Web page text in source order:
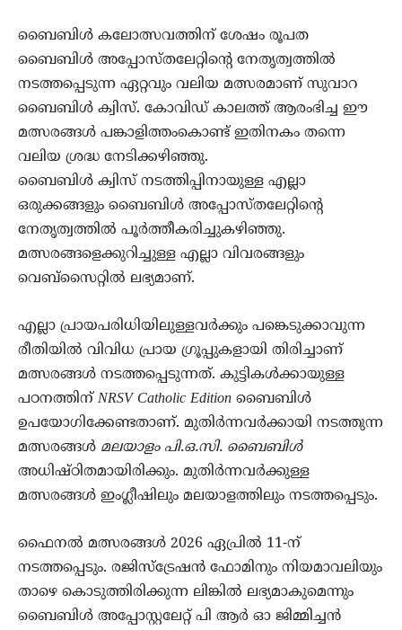
ബൈബിൾ കലോത്സവത്തിന് ശേഷം രൂപത
ബൈബിൾ അപ്പോസ്തലേറ്റിന്റെ നേതൃത്വത്തിൽ
നടത്തപ്പെടുന്ന ഏറ്റവും വലിയ മത്സരമാണ് സുവാറ
ബൈബിൾ ക്വിസ്. കോവിഡ് കാലത്ത് ആരംഭിച്ച ഈ
മത്സരങ്ങൾ പങ്കാളിത്തംകൊണ്ട് ഇതിനകം തന്നെ
വലിയ ശ്രദ്ധ നേടിക്കഴിഞ്ഞു.
ബൈബിൾ ക്വിസ് നടത്തിപ്പിനായുള്ള എല്ലാ
ഒരുക്കങ്ങളും ബൈബിൾ അപ്പോസ്തലേറ്റിന്റെ
നേതൃത്വത്തിൽ പൂർത്തീകരിച്ചുകഴിഞ്ഞു.
മത്സരങ്ങളെക്കുറിച്ചുള്ള എല്ലാ വിവരങ്ങളും
വെബ്‌സൈറ്റിൽ ലഭ്യമാണ്.
എല്ലാ പ്രായപരിധിയിലുള്ളവർക്കും പങ്കെടുക്കാവുന്ന
രീതിയിൽ വിവിധ പ്രായ ഗ്രൂപ്പുകളായി തിരിച്ചാണ്
മത്സരങ്ങൾ നടത്തപ്പെടുന്നത്. കുട്ടികൾക്കായുള്ള
പഠനത്തിന് NRSV Catholic Edition ബൈബിൾ
ഉപയോഗിക്കേണ്ടതാണ്. മുതിർന്നവർക്കായി നടത്തുന്ന
മത്സരങ്ങൾ മലയാളം പി.ഒ.സി. ബൈബിൾ
അധിഷ്ഠിതമായിരിക്കും. മുതിർന്നവർക്കുള്ള
മത്സരങ്ങൾ ഇംഗ്ലീഷിലും മലയാളത്തിലും നടത്തപ്പെടും.
ഫൈനൽ മത്സരങ്ങൾ 2026 ഏപ്രിൽ 11-ന്
നടത്തപ്പെടും. രജിസ്‌ട്രേഷൻ ഫോമിനും നിയമാവലിയും
താഴെ കൊടുത്തിരിക്കുന്ന ലിങ്കിൽ ലഭ്യമാകുമെന്നും
ബൈബിൾ അപ്പോസ്റ്റലേറ്റ് പി ആർ ഓ ജിമ്മിച്ചൻ